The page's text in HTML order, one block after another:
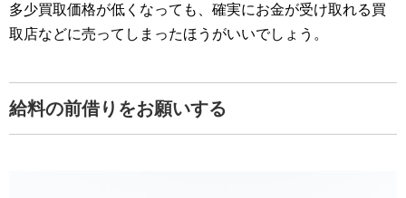
多少買取価格が低くなっても、確実にお金が受け取れる買
取店などに売ってしまったほうがいいでしょう。
給料の前借りをお願いする